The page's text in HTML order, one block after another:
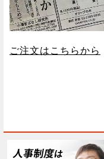
ご注文はこちらから